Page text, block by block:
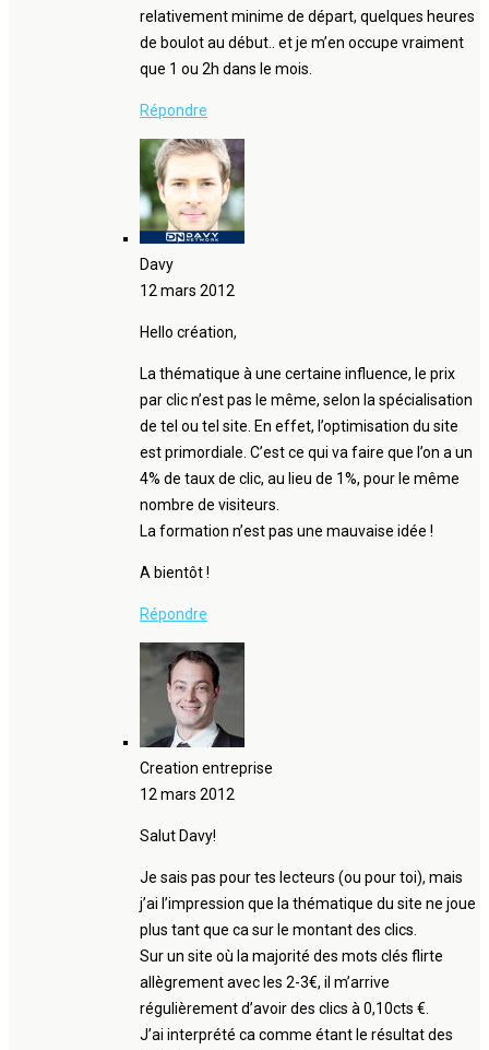
relativement minime de départ, quelques heures
de boulot au début.. et je m’en occupe vraiment
que 1 ou 2h dans le mois.
Répondre
Davy
12 mars 2012
Hello création,
La thématique à une certaine influence, le prix
par clic n’est pas le même, selon la spécialisation
de tel ou tel site. En effet, l’optimisation du site
est primordiale. C’est ce qui va faire que l’on a un
4% de taux de clic, au lieu de 1%, pour le même
nombre de visiteurs.
La formation n’est pas une mauvaise idée !
A bientôt !
Répondre
Creation entreprise
12 mars 2012
Salut Davy!
Je sais pas pour tes lecteurs (ou pour toi), mais
j’ai l’impression que la thématique du site ne joue
plus tant que ca sur le montant des clics.
Sur un site où la majorité des mots clés flirte
allègrement avec les 2-3€, il m’arrive
régulièrement d’avoir des clics à 0,10cts €.
J’ai interprété ca comme étant le résultat des